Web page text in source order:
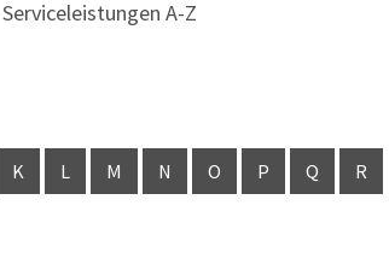
Serviceleistungen A-Z
K L M N O P Q R